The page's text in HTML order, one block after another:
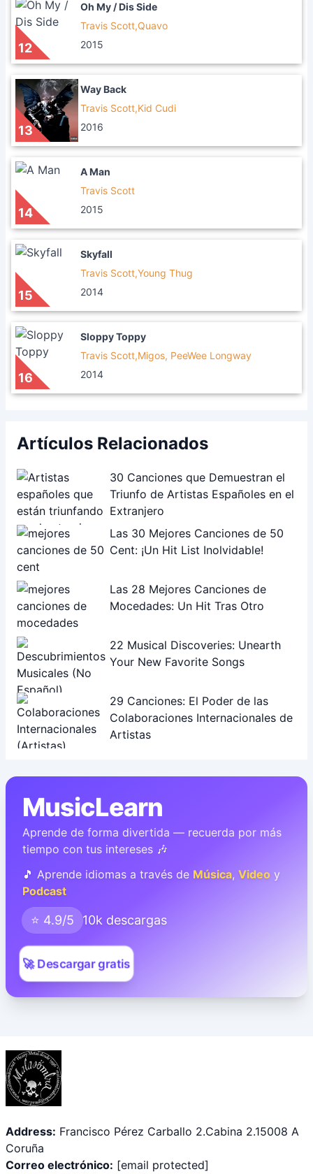
12
Oh My / Dis Side
Travis Scott,Quavo
2015
13
Way Back
Travis Scott,Kid Cudi
2016
14
A Man
Travis Scott
2015
15
Skyfall
Travis Scott,Young Thug
2014
16
Sloppy Toppy
Travis Scott,Migos, PeeWee Longway
2014
Artículos Relacionados
30 Canciones que Demuestran el
Triunfo de Artistas Españoles en el
Extranjero
Las 30 Mejores Canciones de 50
Cent: ¡Un Hit List Inolvidable!
Las 28 Mejores Canciones de
Mocedades: Un Hit Tras Otro
22 Musical Discoveries: Unearth
Your New Favorite Songs
29 Canciones: El Poder de las
Colaboraciones Internacionales de
Artistas
MusicLearn
Aprende de forma divertida — recuerda por más
tiempo con tus intereses 🎶
🎵 Aprende idiomas a través de Música, Video y
Podcast
⭐ 4.9/5 10k descargas
🚀 Descargar gratis
Address: Francisco Pérez Carballo 2.Cabina 2.15008 A
Coruña
Correo electrónico: [email protected]